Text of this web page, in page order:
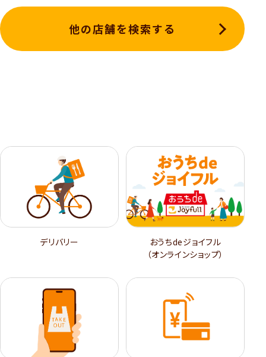
他の店舗を検索する
デリバリー
おうちdeジョイフル
（オンラインショップ）